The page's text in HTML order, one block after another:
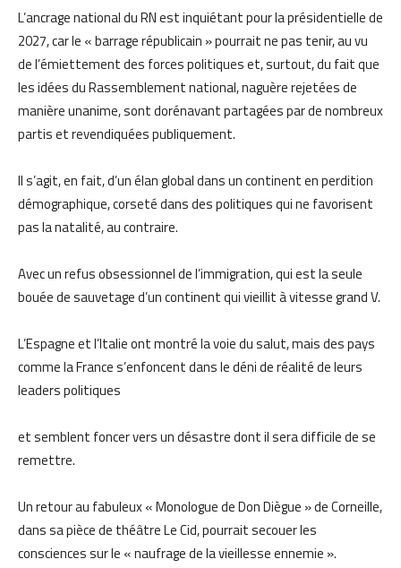
L’ancrage national du RN est inquiétant pour la présidentielle de
2027, car le « barrage républicain » pourrait ne pas tenir, au vu
de l’émiettement des forces politiques et, surtout, du fait que
les idées du Rassemblement national, naguère rejetées de
manière unanime, sont dorénavant partagées par de nombreux
partis et revendiquées publiquement.
Il s’agit, en fait, d’un élan global dans un continent en perdition
démographique, corseté dans des politiques qui ne favorisent
pas la natalité, au contraire.
Avec un refus obsessionnel de l’immigration, qui est la seule
bouée de sauvetage d’un continent qui vieillit à vitesse grand V.
L’Espagne et l’Italie ont montré la voie du salut, mais des pays
comme la France s’enfoncent dans le déni de réalité de leurs
leaders politiques
et semblent foncer vers un désastre dont il sera difficile de se
remettre.
Un retour au fabuleux « Monologue de Don Diègue » de Corneille,
dans sa pièce de théâtre Le Cid, pourrait secouer les
consciences sur le « naufrage de la vieillesse ennemie ».